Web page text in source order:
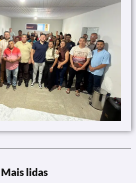
Mais lidas